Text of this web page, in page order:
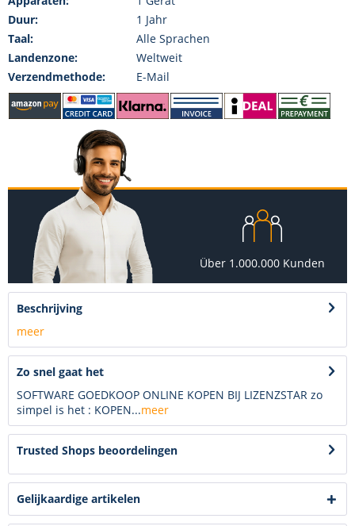
Duur:
1 Jahr
Taal:
Alle Sprachen
Landenzone:
Weltweit
Verzendmethode:
E-Mail
Über 1.000.000 Kunden
Beschrijving
meer
Zo snel gaat het
SOFTWARE GOEDKOOP ONLINE KOPEN BIJ LIZENZSTAR zo
simpel is het : KOPEN...meer
Trusted Shops beoordelingen
Gelijkaardige artikelen